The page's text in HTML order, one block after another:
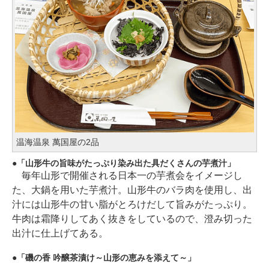
温海温泉 萬国屋の2品
「山形牛の旨味がたっぷり染み出た具だくさんの芋煮汁」
毎年山形で開催される日本一の芋煮会をイメージし
た、大鍋を用いた芋煮汁。山形牛のバラ肉を使用し、出
汁には山形牛の甘い脂がとろけだして旨みがたっぷり。
牛肉は霜降りしてあく抜きをしているので、澄み切った
出汁に仕上げてある。
「磯の香 吟醸茶漬け～山形の恵みを添えて～」